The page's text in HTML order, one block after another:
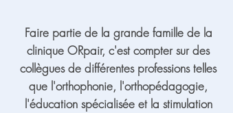
Faire partie de la grande famille de la
clinique ORpair, c'est compter sur des
collègues de différentes professions telles
que l'orthophonie, l'orthopédagogie,
l'éducation spécialisée et la stimulation